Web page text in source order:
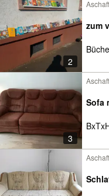
2
zum
3